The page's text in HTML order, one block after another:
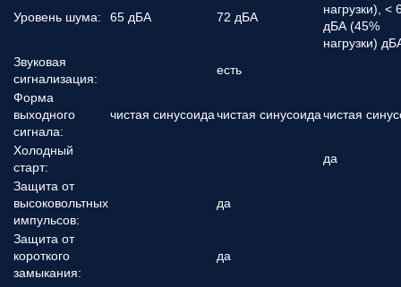
Уровень шума: 65 дБА 72 дБА
нагрузки), <
дБА (45%
нагрузки)
Звуковая
сигнализация:
есть
Форма
выходного
сигнала:
чистая синусоидачистая синусоидачистая
Холодный
старт:
да
Защита от
высоковольтных
импульсов:
да
Защита от
короткого
замыкания:
да